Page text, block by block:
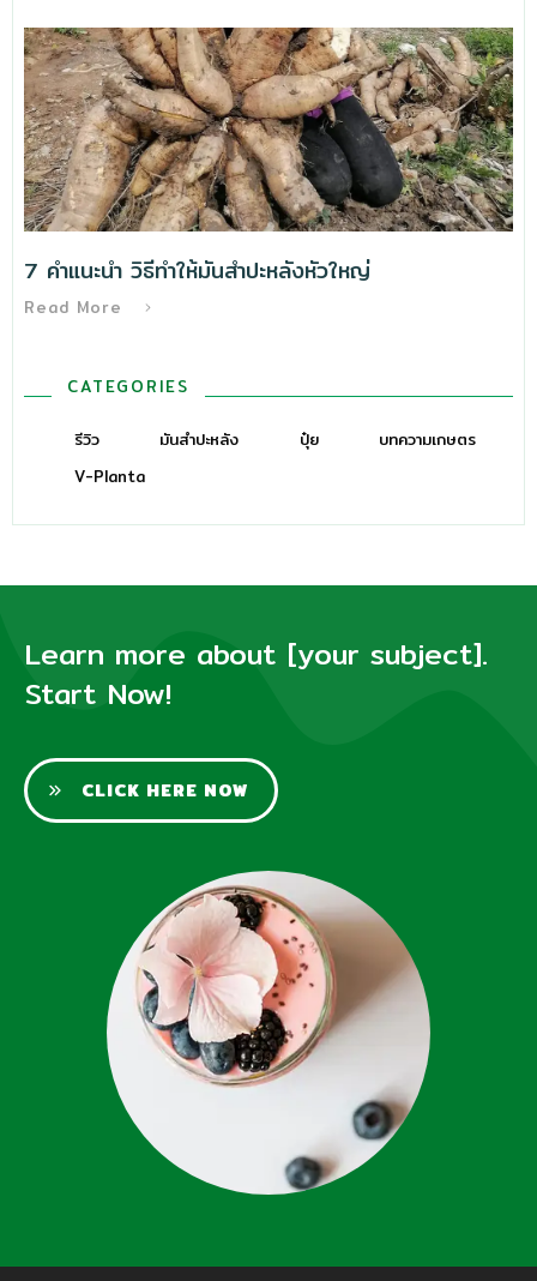
7 คำแนะนำ วิธีทําให้มันสำปะหลังหัวใหญ่
Read More
CATEGORIES
รีวิว มันสำปะหลัง ปุ๋ย
บทความเกษตร
V-Planta
Learn more about [your subject].
Start Now!
CLICK HERE NOW